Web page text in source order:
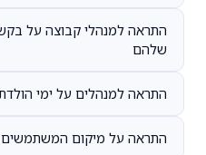
התראה למנהלי קבוצה על
שלהם
התראה למנהלים על ימי
התראה על מיקום המשתמשים